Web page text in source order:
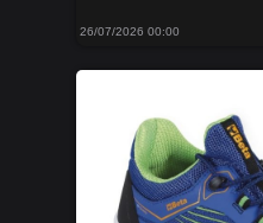
26/07/2026 00:00